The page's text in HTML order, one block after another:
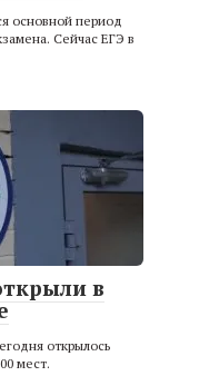
основной период
Сейчас ЕГЭ в
в
открылось
мест.